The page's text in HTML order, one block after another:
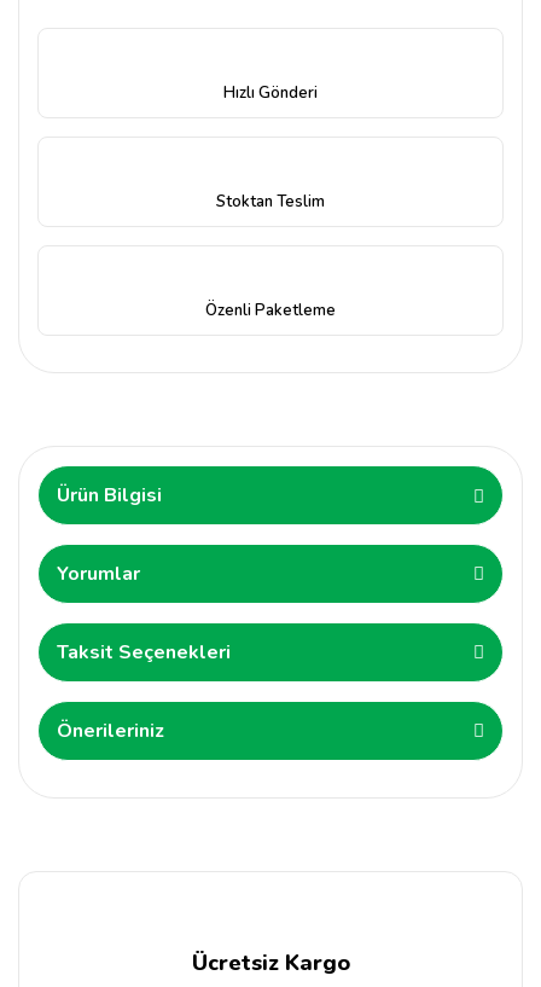
Hızlı Gönderi
Stoktan Teslim
Özenli Paketleme
Ürün Bilgisi
Yorumlar
Taksit Seçenekleri
Önerileriniz
Ücretsiz Kargo